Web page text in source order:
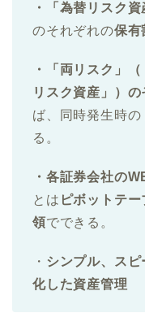
・「為替リスク
のそれぞれの保有
・「両リスク」（
リスク資産」） の
ば、同時発生時の
る。
・各証券会社の
とは ピボットテ
領でできる。
・ シンプル、ス
化した資産管理